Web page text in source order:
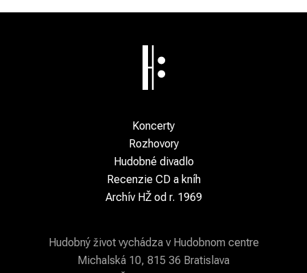
Koncerty
Rozhovory
Hudobné divadlo
Recenzie CD a kníh
Archív HŽ od r. 1969
Hudobný život vychádza v Hudobnom centre
Michalská 10, 815 36 Bratislava